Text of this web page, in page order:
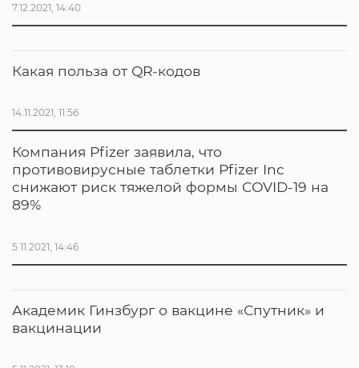
7.12.2021, 14:40
Какая польза от QR-кодов
14.11.2021, 11:56
Компания Pfizer заявила, что
противовирусные таблетки Pfizer Inc
снижают риск тяжелой формы COVID-19 на
89%
5.11.2021, 14:46
Академик Гинзбург о вакцине «Спутник» и
вакцинации